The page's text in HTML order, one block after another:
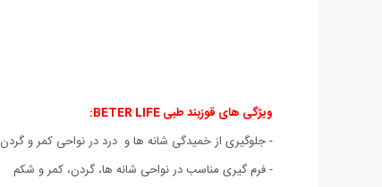
ویژگی های قوزبند طبی BETER LIFE:
- جلوگیری از خمیدگی شانه ها و درد در نواحی کمر و گردن
- فرم گیری مناسب در نواحی شانه ها، گردن، کمر و شکم